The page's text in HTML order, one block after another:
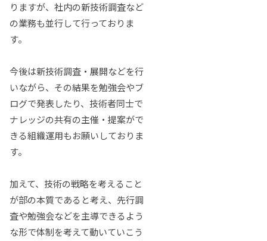
りますが、社内の新技術調査など
の業務も並行して行っておりま
す。
今後は新技術調査・展開などを行
いながら、その結果を勉強会やブ
ログで発表したり、技術者同士で
ナレッジの共有の主催・提案がで
きる組織運用もお願いしておりま
す。
加えて、技術の戦略を考えること
が部の本質であると考え、先行調
査や勉強会などを主導できるよう
な形で体制を考えて動いていこう